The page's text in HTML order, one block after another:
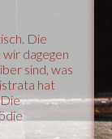
Die
dagegen
sind, was
hat
Die